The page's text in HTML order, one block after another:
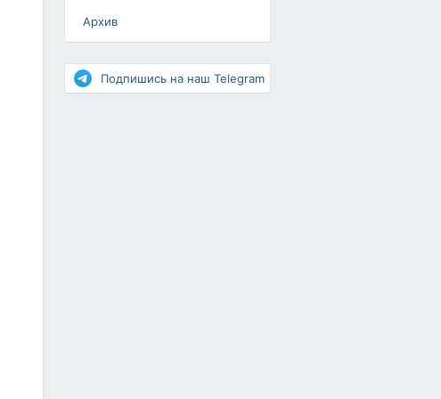
Архив
Повышение рейтинга
Подпишись на наш Telegram